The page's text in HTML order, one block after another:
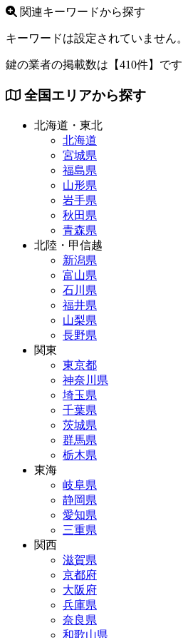
関連キーワードから探す
キーワードは設定されていません。
鍵の業者の掲載数は 【410件】 です
全国エリアから探す
北海道・東北
北海道
宮城県
福島県
山形県
岩手県
秋田県
青森県
北陸・甲信越
新潟県
富山県
石川県
福井県
山梨県
長野県
関東
東京都
神奈川県
埼玉県
千葉県
茨城県
群馬県
栃木県
東海
岐阜県
静岡県
愛知県
三重県
関西
滋賀県
京都府
大阪府
兵庫県
奈良県
和歌山県